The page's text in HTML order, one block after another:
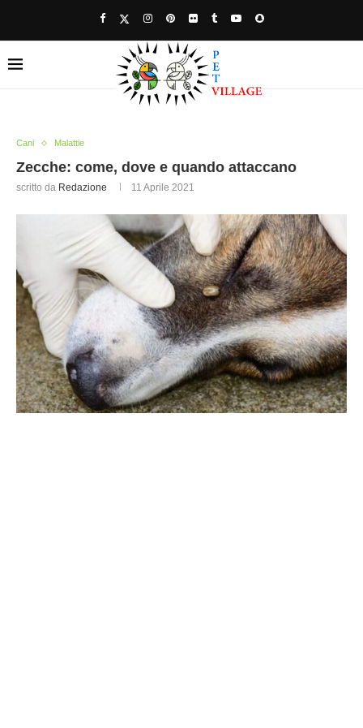
Cani Malattie
Zecche: come, dove e quando attaccano
scritto da Redazione 11 Aprile 2021